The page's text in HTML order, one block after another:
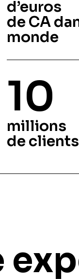
d’euros
de CA
monde
10
millions
de clients